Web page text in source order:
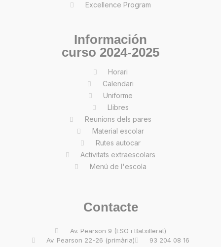
Excellence Program
Información
curso 2024-2025
Horari
Calendari
Uniforme
Llibres
Reunions dels pares
Material escolar
Rutes autocar
Activitats extraescolars
Menú de l'escola
Contacte
Av. Pearson 9 (ESO i Batxillerat)
Av. Pearson 22-26 (primària)
93 204 08 16